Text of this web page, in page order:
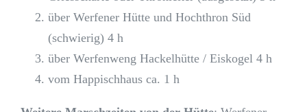
über Werfener Hütte und Hochthron Süd
(schwierig) 4 h
über Werfenweng Hackelhütte / Eiskogel 4 h
vom Happischhaus ca. 1 h